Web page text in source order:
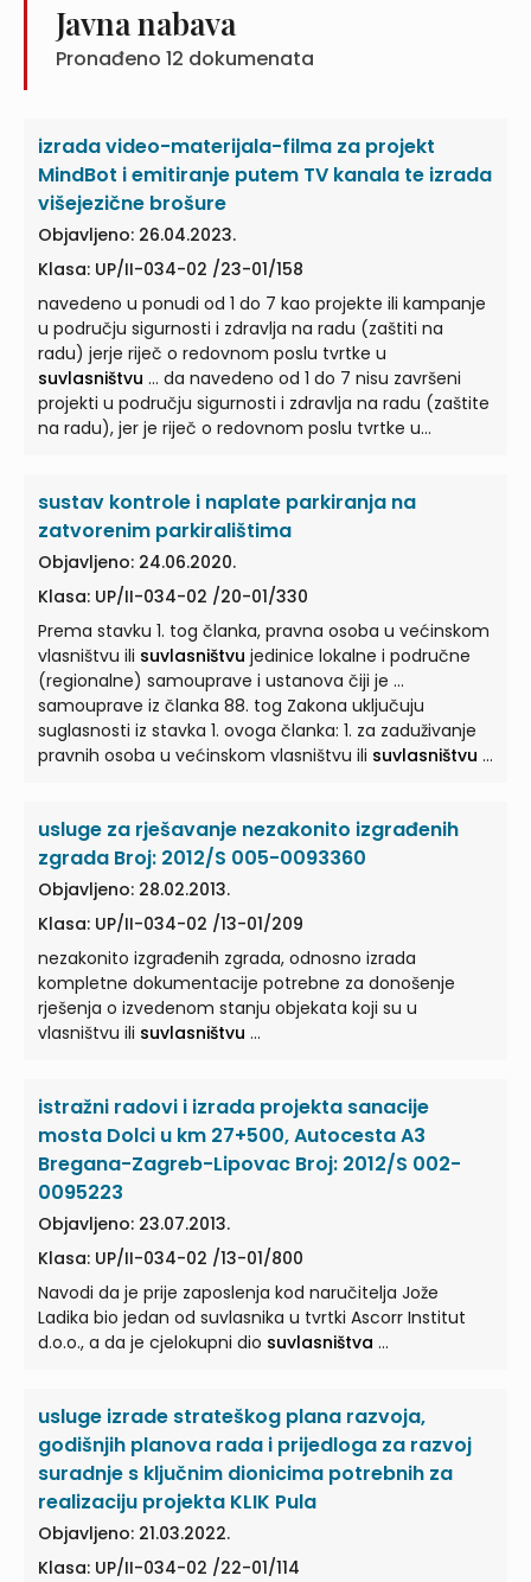
Javna nabava
Pronađeno 12 dokumenata
izrada video-materijala-filma za projekt
MindBot i emitiranje putem TV kanala te izrada
višejezične brošure
Objavljeno: 26.04.2023.
Klasa: UP/II-034-02 /23-01/158
navedeno u ponudi od 1 do 7 kao projekte ili kampanje
u području sigurnosti i zdravlja na radu (zaštiti na
radu) jerje riječ o redovnom poslu tvrtke u
suvlasništvu ... da navedeno od 1 do 7 nisu završeni
projekti u području sigurnosti i zdravlja na radu (zaštite
na radu), jer je riječ o redovnom poslu tvrtke u
stručnjaka (g. ... navodi naručitelj, jesu zakonom i
podzakonskim aktima propisani obvezni i redovni
poslovi u zaštitu na radu, koji su redovna djelatnost
tvrtke u
projekata odnose na implementaciju sustava Zaštite
na radu koje su nominirani stručnjak Marko Žigmund te
tvrtka u njegovusuvlasništvu...
sustav kontrole i naplate parkiranja na
zatvorenim parkiralištima
Objavljeno: 24.06.2020.
Klasa: UP/II-034-02 /20-01/330
Prema stavku 1. tog članka, pravna osoba u većinskom
vlasništvu ili suvlasništvu jedinice lokalne i područne
(regionalne) samouprave i ustanova čiji je ...
samouprave iz članka 88. tog Zakona uključuju
suglasnosti iz stavka 1. ovoga članka: 1. za zaduživanje
pravnih osoba u većinskom vlasništvu ili suvlasništvu ...
pravnih osoba u većinskom vlasništvu ilisuvlasništvu
usluge za rješavanje nezakonito izgrađenih
zgrada Broj: 2012/S 005-0093360
Objavljeno: 28.02.2013.
Klasa: UP/II-034-02 /13-01/209
nezakonito izgrađenih zgrada, odnosno izrada
kompletne dokumentacije potrebne za donošenje
rješenja o izvedenom stanju objekata koji su u
vlasništvu ili suvlasništvu ...
istražni radovi i izrada projekta sanacije
mosta Dolci u km 27+500, Autocesta A3
Bregana-Zagreb-Lipovac Broj: 2012/S 002-
0095223
Objavljeno: 23.07.2013.
Klasa: UP/II-034-02 /13-01/800
Navodi da je prije zaposlenja kod naručitelja Jože
Ladika bio jedan od suvlasnika u tvrtki Ascorr Institut
d.o.o., a da je cjelokupni dio suvlasništva ...
usluge izrade strateškog plana razvoja,
godišnjih planova rada i prijedloga za razvoj
suradnje s ključnim dionicima potrebnih za
realizaciju projekta KLIK Pula
Objavljeno: 21.03.2022.
Klasa: UP/II-034-02 /22-01/114